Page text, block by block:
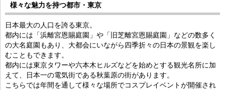
様々な魅力を持つ都市・東京
日本最大の人口を誇る東京。
都内には「浜離宮恩賜庭園」や「旧芝離宮恩賜庭園」などの数多く
の大名庭園もあり、大都会にいながら四季折々の日本の景観を楽し
むこともできます。
都内には東京タワーや六本木ヒルズなどを始めとする観光名所に加
えて、日本一の電気街である秋葉原の街があります。
こちらでは年間を通して様々な場所でコスプレイベントが開催され